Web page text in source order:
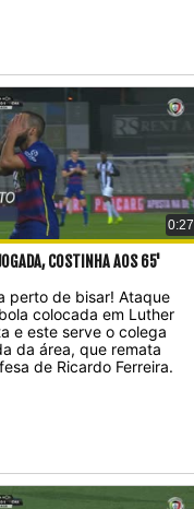
0:27
COSTINHA AOS 65'
perto de bisar! Ataque
colocada em Luther
e este serve o colega
da área, que remata
de Ricardo Ferreira.